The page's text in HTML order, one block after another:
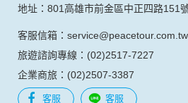
收這些資料或電子郵件的方法及說明
資料使用:
本公司不會向任何人出售或出借您的
資料：
1.遵守法令或政府機關的要求；或我
地址：801高雄市前金區中正四路151
客服信箱：service@peacetour.com.tw
旅遊諮詢專線：(02)2517-7227
企業商旅：(02)2507-3387
客服 客服